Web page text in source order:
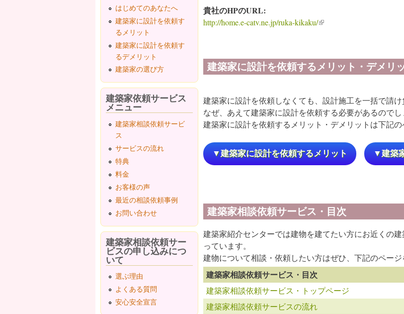
貴社のHPのURL:
http://home.e-catv.ne.jp/ruka-kikaku/(link is external)
建築家に設計を依頼するメリット・デメリ
建築家に設計を依頼しなくても、設計施工を一括で請
なぜ、あえて建築家に設計を依頼する必要があるのでし
建築家に設計を依頼するメリット・デメリットは下記の
▼建築家に設計を依頼するメリット ▼建築
建築家相談依頼サービス・目次
建築家紹介センターでは建物を建てたい方にお近くの
っています。
建物について相談・依頼したい方はぜひ、下記のページ
建築家相談依頼サービス・目次
建築家相談依頼サービス・トップページ
建築家相談依頼サービスの流れ
はじめてのあなたへ
建築家に設計を依頼す
るメリット
建築家に設計を依頼す
るデメリット
建築家の選び方
建築家依頼サービス
メニュー
建築家相談依頼サービ
ス
サービスの流れ
特典
料金
お客様の声
最近の相談依頼事例
お問い合わせ
建築家相談依頼サー
ビスの申し込みにつ
いて
選ぶ理由
よくある質問
安心安全宣言